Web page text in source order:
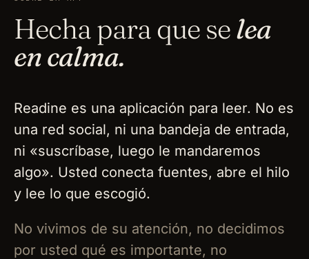
Hecha para que selea
en calma.
Readine es una aplicación para leer. No es
una red social, ni una bandeja de entrada,
ni «suscríbase, luego le mandaremos
algo». Usted conecta fuentes, abre el hilo
y lee lo que escogió.
No vivimos de su atención, no decidimos
por usted qué es importante, no